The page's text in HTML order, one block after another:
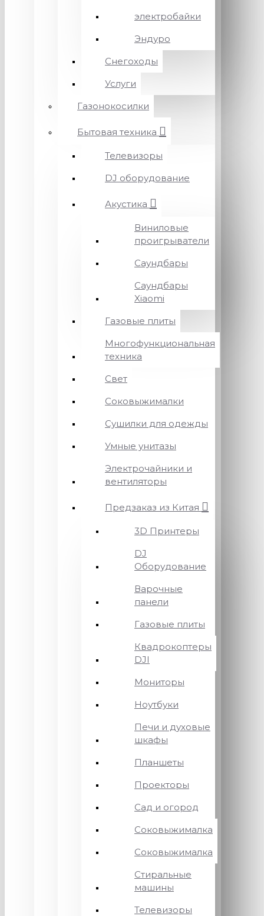
электробайки
Эндуро
Снегоходы
Услуги
Газонокосилки
Бытовая техника
Телевизоры
DJ оборудование
Акустика
Виниловые
проигрыватели
Саундбары
Саундбары
Xiaomi
Газовые плиты
Многофункциональная
техника
Свет
Соковыжималки
Сушилки для одежды
Умные унитазы
Электрочайники и
вентиляторы
Предзаказ из Китая
3D Принтеры
DJ
Оборудование
Варочные
панели
Газовые плиты
Квадрокоптеры
DJI
Мониторы
Ноутбуки
Печи и духовые
шкафы
Планшеты
Проекторы
Сад и огород
Соковыжималка
Соковыжималка
Стиральные
машины
Телевизоры